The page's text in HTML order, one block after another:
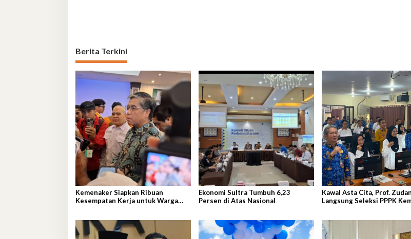
Berita Terkini
Kemenaker Siapkan Ribuan
Kesempatan Kerja untuk Warga
Ekonomi Sultra Tumbuh 6,23
Persen di Atas Nasional
Kawal Asta Cita, Prof.
Langsung Seleksi PPPK